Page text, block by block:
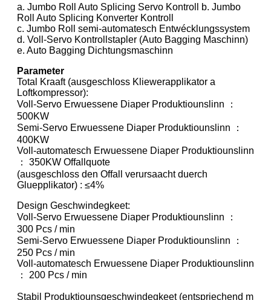
a. Jumbo Roll Auto Splicing Servo Kontroll b. Jumbo
Roll Auto Splicing Konverter Kontroll
c. Jumbo Roll semi-automatesch Entwécklungssystem
d. Voll-Servo Kontrollstapler (Auto Bagging Maschinn)
e. Auto Bagging Dichtungsmaschinn
Parameter
Total Kraaft (ausgeschloss Kliewerapplikator a
Loftkompressor):
Voll-Servo Erwuessene Diaper Produktiounslinn ：
500KW
Semi-Servo Erwuessene Diaper Produktiounslinn ：
400KW
Voll-automatesch Erwuessene Diaper Produktiounslinn
： 350KW Offallquote
(ausgeschloss den Offall verursaacht duerch
Gluepplikator) : ≤4%
Design Geschwindegkeet:
Voll-Servo Erwuessene Diaper Produktiounslinn ：
300 Pcs / min
Semi-Servo Erwuessene Diaper Produktiounslinn ：
250 Pcs / min
Voll-automatesch Erwuessene Diaper Produktiounslinn
： 200 Pcs / min
Stabil Produktiounsgeschwindegkeet (entspriechend m